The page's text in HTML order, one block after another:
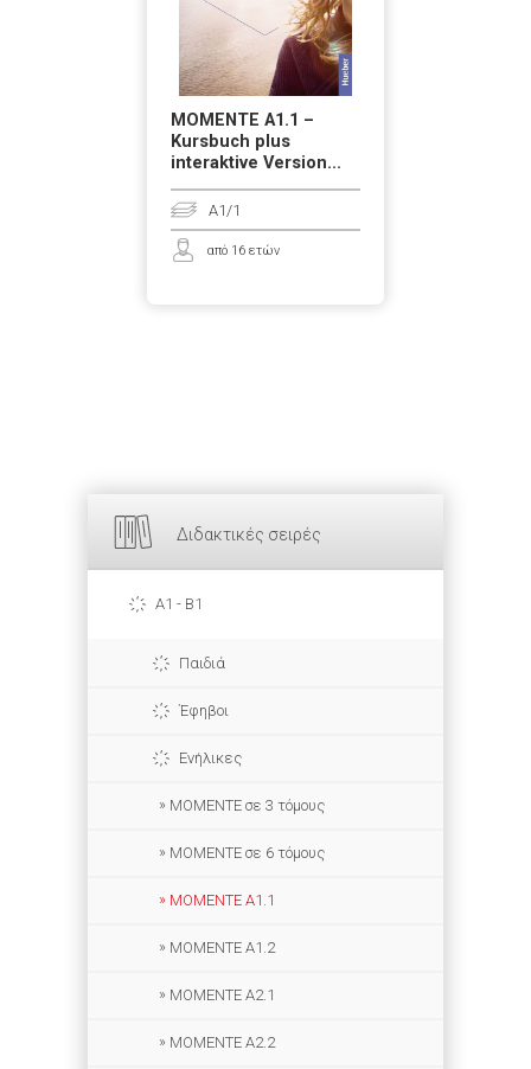
Διδακτικές σειρές
A1 - B1
Παιδιά
Έφηβοι
Ενήλικες
ΜΟΜΕΝΤΕ σε 3 τόμους
MOMENTE σε 6 τόμους
MOMENTE A1.1
MOMENTE A1.2
MOMENTE A2.1
MOMENTE A2.2
MOMENTE A1.1 –
Kursbuch plus
interaktive Version...
A1/1
από 16 ετών